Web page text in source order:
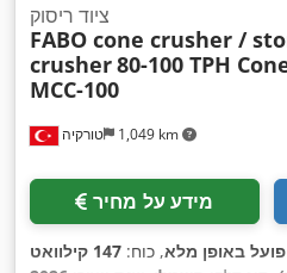
טורקיה 1,049 km
ציוד ריסוק
FABO cone crusher /
crusher80-100 TPH
MCC-100
מידע על מחיר
פועל באופן מלא, כוח:
147 קילוואט